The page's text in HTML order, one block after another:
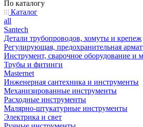
По каталогу
Каталог
all
Santech
Детали трубопроводов, хомуты и крепеж
Регулирующая, предохранительная
Инструмент, сварочное оборудование и
Трубы и фитинги
Masternet
Инженерная сантехника и инструменты
Механизированные инструменты
Расходные инструменты
Малярно-штукатурные инструменты
Электрика и свет